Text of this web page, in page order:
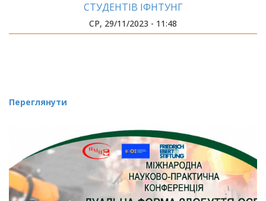
СТУДЕНТІВ ІФНТУНГ
СР, 29/11/2023 - 11:48
Переглянути